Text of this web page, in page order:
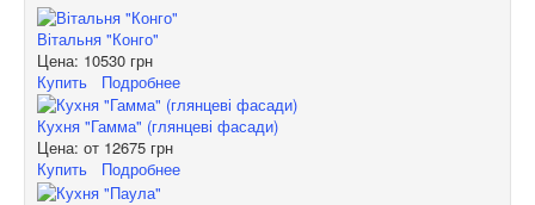
Вітальня "Конго"
Цена: 10530 грн
Купить
Подробнее
Кухня "Гамма" (глянцеві фасади)
Цена: от 12675 грн
Купить
Подробнее